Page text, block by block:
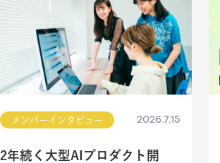
メンバーインタビュー 2026.7.15
2年続く大型AIプロダクト開